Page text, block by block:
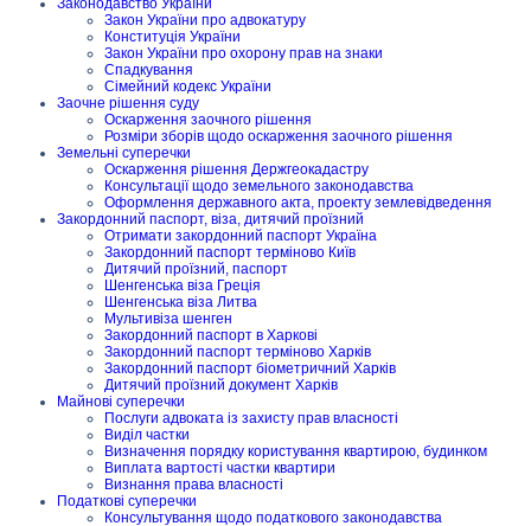
Законодавство України
Закон України про адвокатуру
Конституція України
Закон України про охорону прав на знаки
Спадкування
Сімейний кодекс України
Заочне рішення суду
Оскарження заочного рішення
Розміри зборів щодо оскарження заочного рішення
Земельні суперечки
Оскарження рішення Держгеокадастру
Консультації щодо земельного законодавства
Оформлення державного акта, проекту землевідведення
Закордонний паспорт, віза, дитячий проїзний
Отримати закордонний паспорт Україна
Закордонний паспорт терміново Київ
Дитячий проїзний, паспорт
Шенгенська віза Греція
Шенгенська віза Литва
Мультивіза шенген
Закордонний паспорт в Харкові
Закордонний паспорт терміново Харків
Закордонний паспорт біометричний Харків
Дитячий проїзний документ Харків
Майнові суперечки
Послуги адвоката із захисту прав власності
Виділ частки
Визначення порядку користування квартирою, будинком
Виплата вартості частки квартири
Визнання права власності
Податкові суперечки
Консультування щодо податкового законодавства